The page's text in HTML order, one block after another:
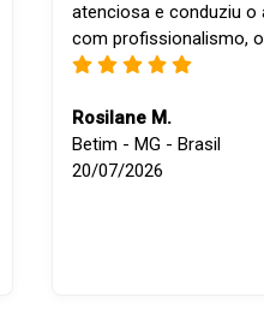
atenciosa e conduziu o
com profissionalismo,
Rosilane M.
Betim - MG - Brasil
20/07/2026